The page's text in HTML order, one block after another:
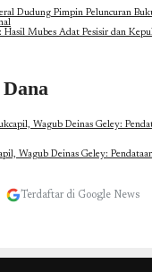
Dudung Pimpin Peluncuran
Hasil Mubes Adat Pesisir dan
Wagub Deinas Geley:
Terdaftar di Google News